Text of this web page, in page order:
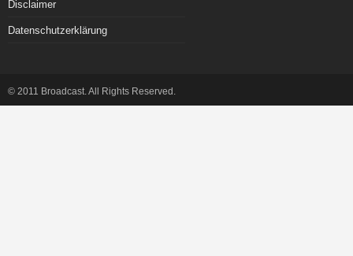
Disclaimer
Datenschutzerklärung
© 2011 Broadcast. All Rights Reserved.